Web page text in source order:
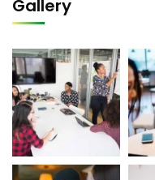
Gallery